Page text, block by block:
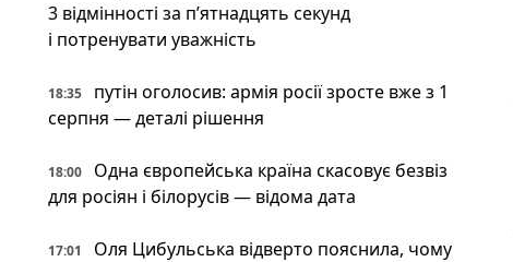
3 відмінності за п’ятнадцять секунд
і потренувати уважність
18:35
путін оголосив: армія росії зросте вже з 1
серпня — деталі рішення
18:00
Одна європейська країна скасовує безвіз
для росіян і білорусів — відома дата
17:01
Оля Цибульська відверто пояснила, чому